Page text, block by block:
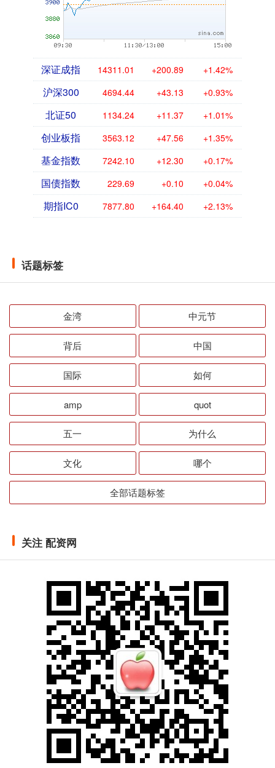
深证成指 14311.01 +200.89 +1.42%
沪深300 4694.44 +43.13 +0.93%
北证50 1134.24 +11.37 +1.01%
创业板指 3563.12 +47.56 +1.35%
基金指数 7242.10 +12.30 +0.17%
国债指数 229.69 +0.10 +0.04%
期指IC0 7877.80 +164.40 +2.13%
话题标签
金湾 中元节
背后 中国
国际 如何
amp quot
五一 为什么
文化 哪个
全部话题标签
关注 配资网